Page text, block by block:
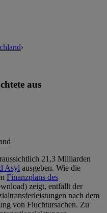
›
aus
21,3 Milliarden
Asyl ausgeben. Wie die
Finanzplans des
zeigt, entfällt der
nach dem
von Fluchtursachen. Zu